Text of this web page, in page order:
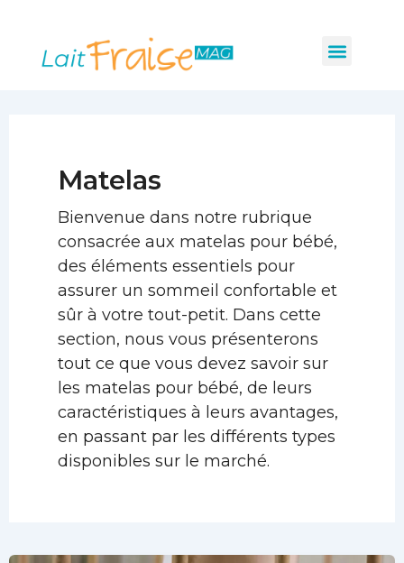
contenu
Menu
Matelas
Bienvenue dans notre rubrique
consacrée aux matelas pour bébé,
des éléments essentiels pour
assurer un sommeil confortable et
sûr à votre tout-petit. Dans cette
section, nous vous présenterons
tout ce que vous devez savoir sur
les matelas pour bébé, de leurs
caractéristiques à leurs avantages,
en passant par les différents types
disponibles sur le marché.